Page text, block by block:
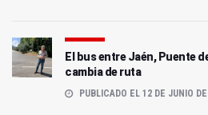
El bus entre Jaén, Puente
cambia de ruta
PUBLICADO EL 12 DE JUNIO